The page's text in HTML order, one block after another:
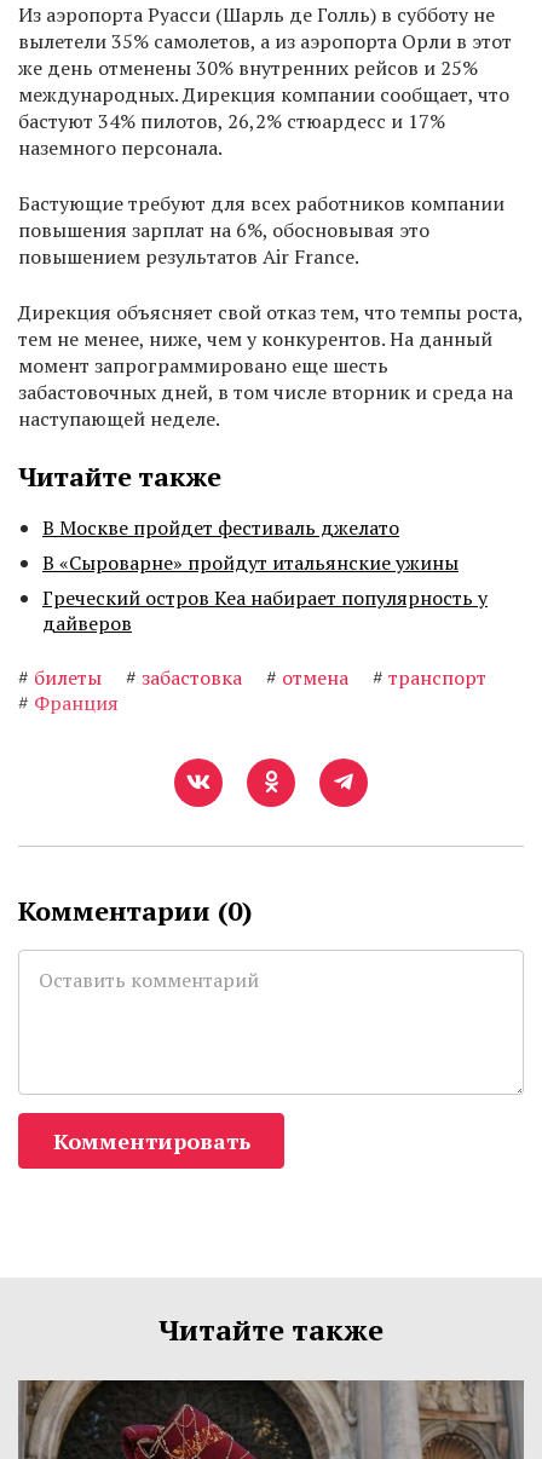
Из аэропорта Руасси (Шарль де Голль) в субботу не
вылетели 35% самолетов, а из аэропорта Орли в этот
же день отменены 30% внутренних рейсов и 25%
международных. Дирекция компании сообщает, что
бастуют 34% пилотов, 26,2% стюардесс и 17%
наземного персонала.
Бастующие требуют для всех работников компании
повышения зарплат на 6%, обосновывая это
повышением результатов Air France.
Дирекция объясняет свой отказ тем, что темпы роста,
тем не менее, ниже, чем у конкурентов. На данный
момент запрограммировано еще шесть
забастовочных дней, в том числе вторник и среда на
наступающей неделе.
Читайте также
В Москве пройдет фестиваль джелато
В «Сыроварне» пройдут итальянские ужины
Греческий остров Кеа набирает популярность у
дайверов
# билеты # забастовка # отмена # транспорт
# Франция
Комментарии (0)
Комментировать
Читайте также